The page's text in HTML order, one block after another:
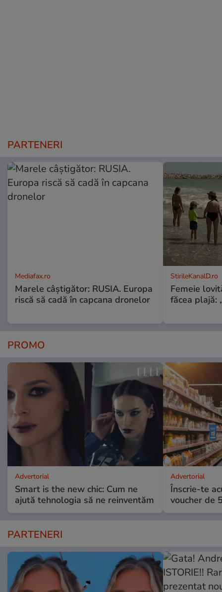
PARTENERI
Mediafax.ro
Marele câștigător: RUSIA. Europa
riscă să cadă în capcana dronelor
StirileKanalD.ro
Femeie
făcea plajă:
PROMO
Advertorial
Smart is the new chic: Cum ne
ajută tehnologia să ne reinventăm
Advertorial
Înscrie-te
voucher de
PARTENERI